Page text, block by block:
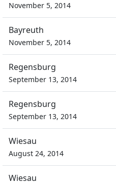
November 5, 2014
Bayreuth
November 5, 2014
Regensburg
September 13, 2014
Regensburg
September 13, 2014
Wiesau
August 24, 2014
Wiesau